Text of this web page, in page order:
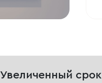
Увеличенный срок